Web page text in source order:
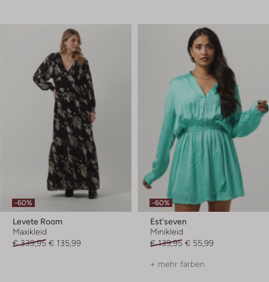
-60%
Levete Room
Maxikleid
€ 339,95 € 135,99
-60%
Est'seven
Minikleid
€ 139,95 € 55,99
+ mehr farben